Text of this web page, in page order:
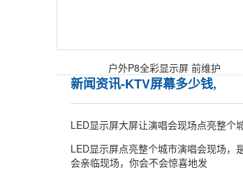
户外P8全彩显示屏 前维护
新闻资讯-KTV屏幕多少钱,
LED显示屏大屏让演唱会现场点亮整个
LED显示屏点亮整个城市演唱会现场，
会亲临现场，你会不会惊喜地发